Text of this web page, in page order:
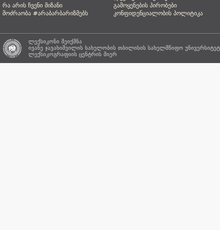
რა არის ჩვენი მიზანი
მოძრაობა #არაბარბარიზმებს
გამოყენების პირობები
კონფიდენციალობის პოლიტიკა
ლექსიკონი შეიქმნა
ივანე ჯავახიშვილის სახელობის თბილისის სახელმწიფო
ლექსიკოგრაფიის ცენტრის მიერ